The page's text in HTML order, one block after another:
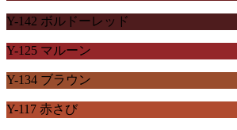
Y-142 ボルドーレッド
Y-125 マルーン
Y-134 ブラウン
Y-117 赤さび